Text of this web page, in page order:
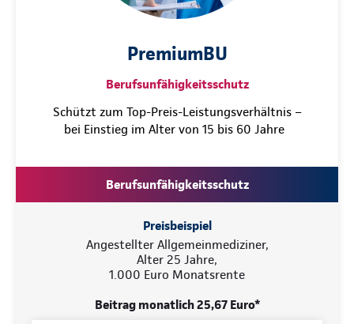
PremiumBU
Berufsunfähigkeitsschutz
Schützt zum Top-Preis-Leistungsverhältnis –
bei Einstieg im Alter von 15 bis 60 Jahre
Berufsunfähigkeitsschutz
Preisbeispiel
Angestellter Allgemeinmediziner,
Alter 25 Jahre,
1.000 Euro Monatsrente
Beitrag monatlich 25,67 Euro*